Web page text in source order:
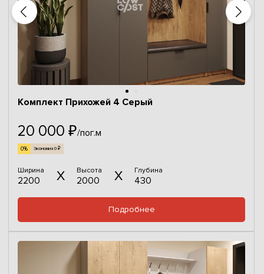
Комплект Прихожей 4 Серый
20 000 ₽/пог.м
0% Экономия 0 ₽
Ширина
2200
Высота
2000
Глубина
430
Подробнее